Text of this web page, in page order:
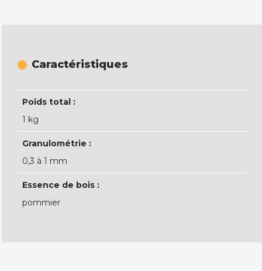
Caractéristiques
Poids total :
1 kg
Granulométrie :
0,3 à 1 mm
Essence de bois :
pommier